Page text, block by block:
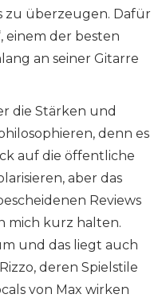
zu überzeugen. Dafür
einem der besten
an seiner Gitarre
die Stärken und
denn es
auf die öffentliche
aber das
Reviews
mich kurz halten.
und das liegt auch
deren Spielstile
von Max wirken